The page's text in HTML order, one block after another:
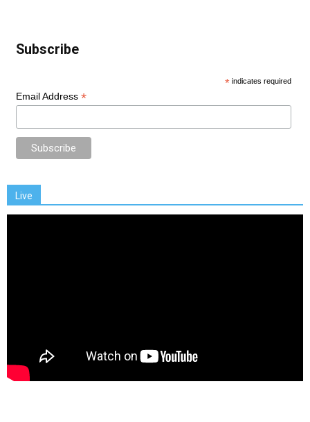
Subscribe
* indicates required
Email Address *
Live